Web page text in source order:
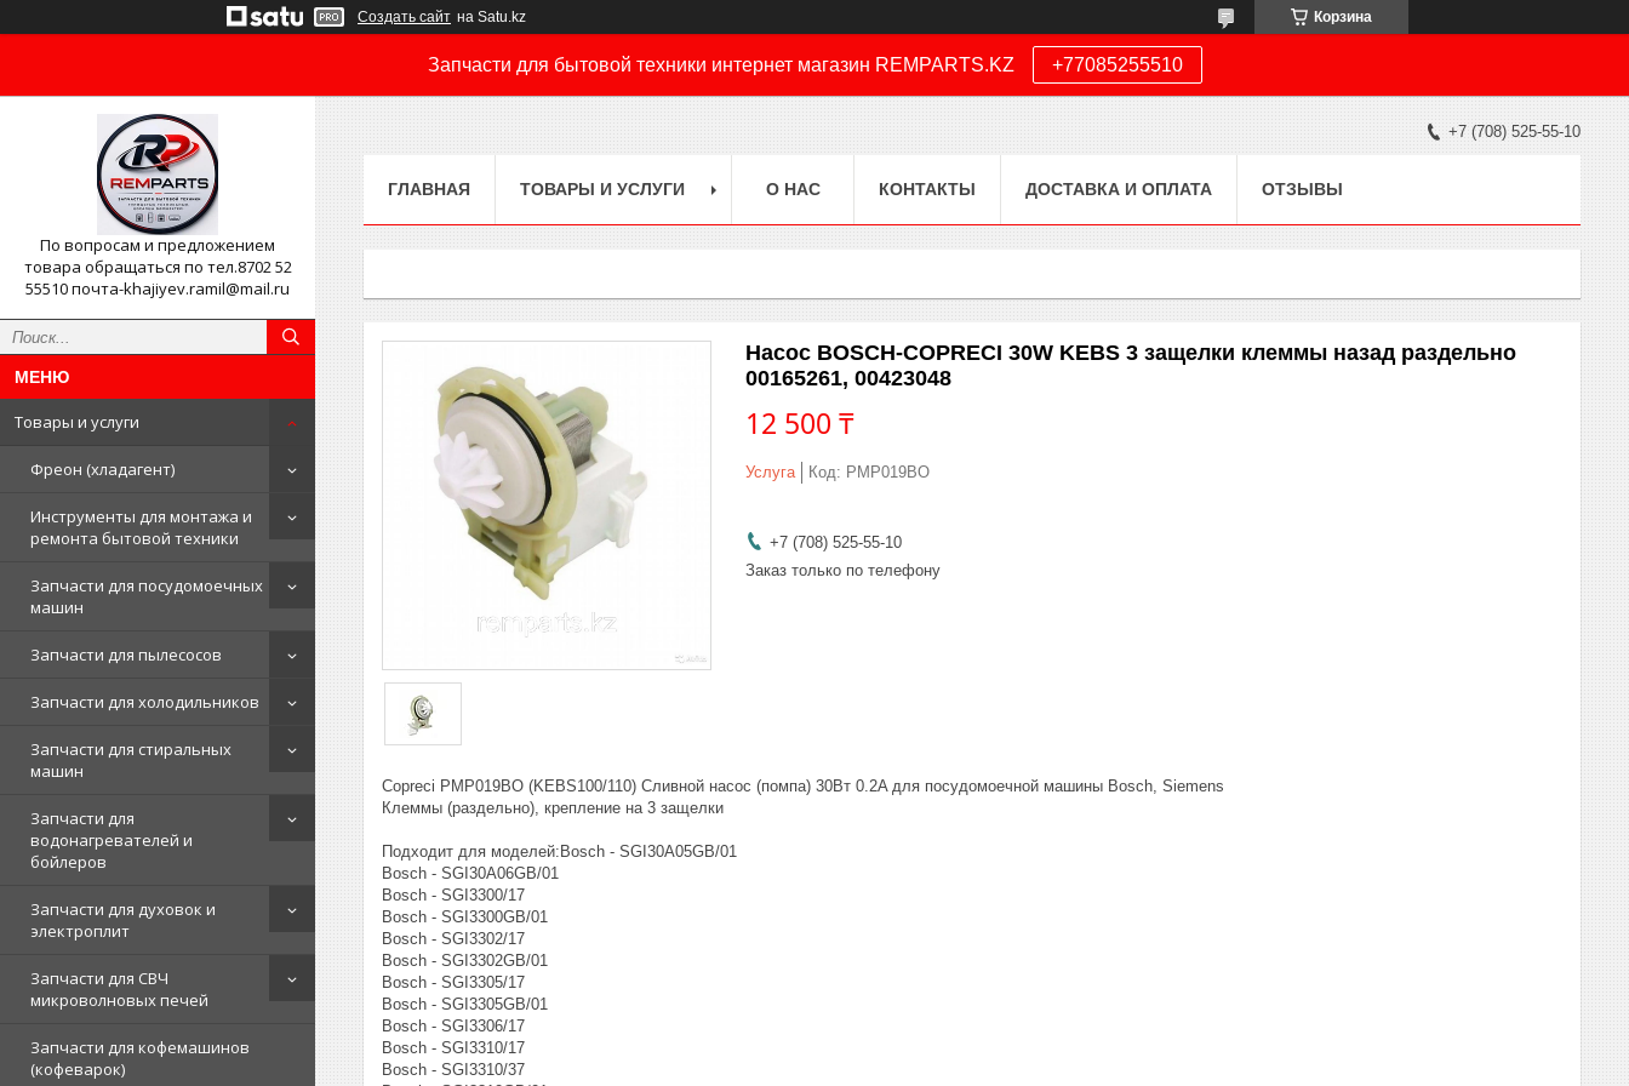
Создать сайт на Satu.kz Корзина
Запчасти для бытовой техники интернет магазин REMPARTS.KZ +77085255510
По вопросам и предложением
товара обращаться по тел.8702 52
55510 почта-khajiyev.ramil@mail.ru
Товары и услуги
Фреон (хладагент)
Инструменты для монтажа и
ремонта бытовой техники
Запчасти для посудомоечных
машин
Запчасти для пылесосов
Запчасти для холодильников
Запчасти для стиральных
машин
Запчасти для
водонагревателей и
бойлеров
Запчасти для духовок и
электроплит
Запчасти для СВЧ
микроволновых печей
Запчасти для кофемашинов
(кофеварок)
+7 (708) 525-55-10
ГЛАВНАЯ ТОВАРЫ И УСЛУГИ О НАС КОНТАКТЫ ДОСТАВКА И ОПЛАТА ОТЗЫВЫ
Насос BOSCH-COPRECI 30W KEBS 3 защелки клеммы назад раздельно
00165261, 00423048
12 500 ₸
Услуга Код: PMP019BO
+7 (708) 525-55-10
Заказ только по телефону
Copreci PMP019BO (KEBS100/110) Сливной насос (помпа) 30Вт 0.2A для посудомоечной машины Bosch, Siemens
Клеммы (раздельно), крепление на 3 защелки
Подходит для моделей:Bosch - SGI30A05GB/01
Bosch - SGI30A06GB/01
Bosch - SGI3300/17
Bosch - SGI3300GB/01
Bosch - SGI3302/17
Bosch - SGI3302GB/01
Bosch - SGI3305/17
Bosch - SGI3305GB/01
Bosch - SGI3306/17
Bosch - SGI3310/17
Bosch - SGI3310/37